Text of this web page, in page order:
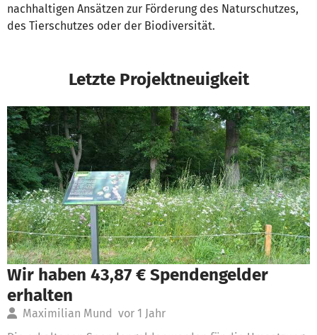
nachhaltigen Ansätzen zur Förderung des Naturschutzes,
des Tierschutzes oder der Biodiversität.
Letzte Projektneuigkeit
Wir haben 43,87 € Spendengelder
erhalten
Maximilian Mund vor 1 Jahr